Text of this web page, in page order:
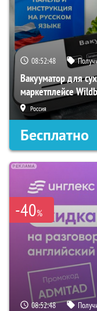
08:52:47
Вакууматор для
маркетплейсе
Россия
Бесплатно
-40%
08:52:47